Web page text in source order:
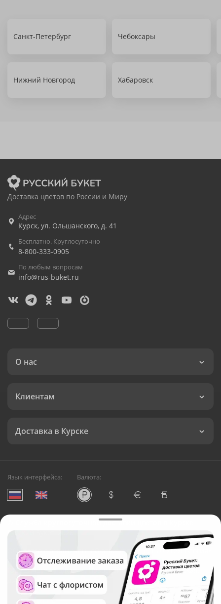
Санкт-Петербург Чебоксары
Нижний Новгород Хабаровск
Доставка цветов по России и Миру
Адрес
Курск, ул. Ольшанского, д. 41
Бесплатно. Круглосуточно
8-800-333-0905
По любым вопросам
info@rus-buket.ru
О нас
Клиентам
Доставка в Курске
Язык интерфейса: Валюта:
Служба круглосуточной доставки цветов в Курске
Русский Букет, 2026
Общество с ограниченной ответственностью «Технология»
ОГРН: 1195476081745, ИНН: 5410081997
Юридический адрес: г. Новосибирск, ул. Ипподромская,
д.42, оф. 3